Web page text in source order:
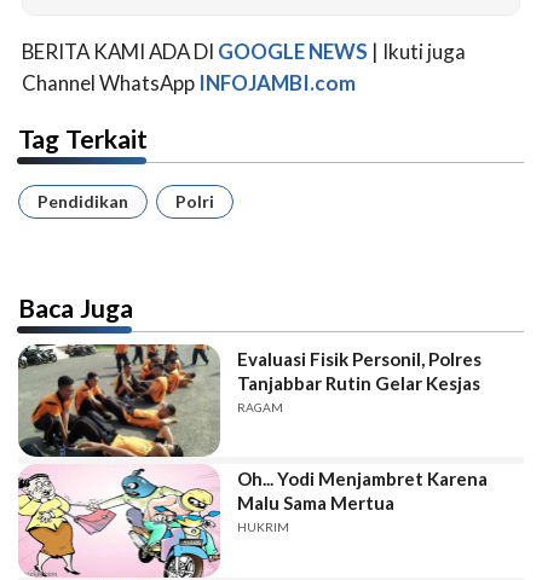
BERITA KAMI ADA DI GOOGLE NEWS | Ikuti juga
Channel WhatsApp INFOJAMBI.com
Tag Terkait
Pendidikan Polri
Baca Juga
Evaluasi Fisik Personil, Polres
Tanjabbar Rutin Gelar Kesjas
RAGAM
Oh... Yodi Menjambret Karena
Malu Sama Mertua
HUKRIM